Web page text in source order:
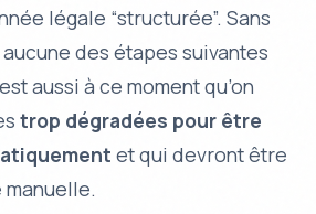
légale “structurée”. Sans
des étapes suivantes
aussi à ce moment qu’on
trop dégradées pour être
et qui devront être